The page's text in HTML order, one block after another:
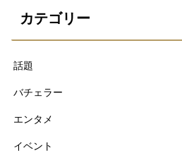
カテゴリー
話題
バチェラー
エンタメ
イベント